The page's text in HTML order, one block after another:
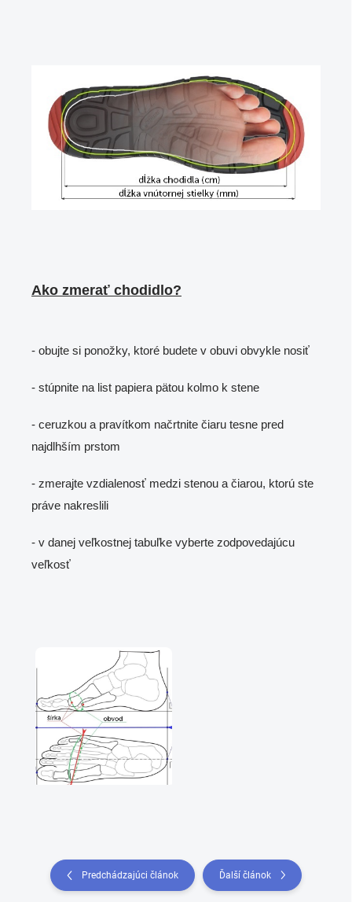
Ako zmerať chodidlo?
- obujte si ponožky, ktoré budete v obuvi obvykle nosiť
- stúpnite na list papiera pätou kolmo k stene
- ceruzkou a pravítkom načrtnite čiaru tesne pred
najdlhším prstom
- zmerajte vzdialenosť medzi stenou a čiarou, ktorú ste
práve nakreslili
- v danej veľkostnej tabuľke vyberte zodpovedajúcu
veľkosť
Predchádzajúci článok Ďalší článok